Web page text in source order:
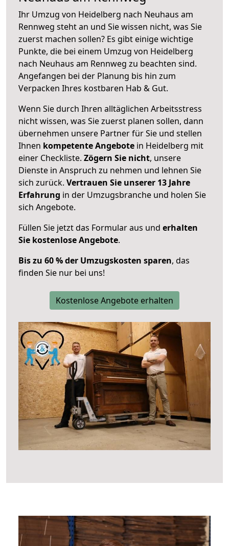
Ihr Umzug von Heidelberg nach Neuhaus am
Rennweg steht an und Sie wissen nicht, was Sie
zuerst machen sollen? Es gibt einige wichtige
Punkte, die bei einem Umzug von Heidelberg
nach Neuhaus am Rennweg zu beachten sind.
Angefangen bei der Planung bis hin zum
Verpacken Ihres kostbaren Hab & Gut.
Wenn Sie durch Ihren alltäglichen Arbeitsstress
nicht wissen, was Sie zuerst planen sollen, dann
übernehmen unsere Partner für Sie und stellen
Ihnen kompetente Angebote in Heidelberg mit
einer Checkliste. Zögern Sie nicht, unsere
Dienste in Anspruch zu nehmen und lehnen Sie
sich zurück. Vertrauen Sie unserer 13 Jahre
Erfahrung in der Umzugsbranche und holen Sie
sich Angebote.
Füllen Sie jetzt das Formular aus und erhalten
Sie kostenlose Angebote.
Bis zu 60 % der Umzugskosten sparen, das
finden Sie nur bei uns!
Kostenlose Angebote erhalten